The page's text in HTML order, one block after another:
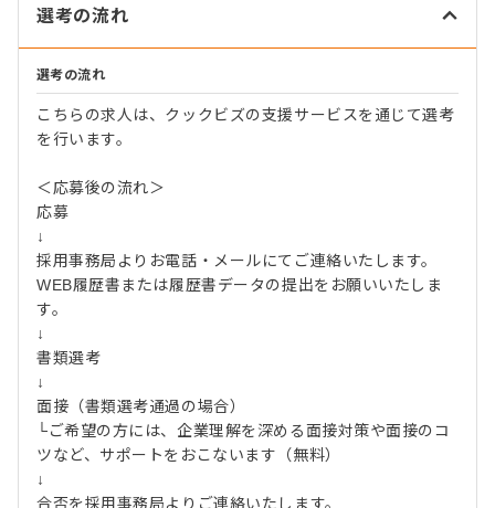
選考の流れ
選考の流れ
こちらの求人は、クックビズの支援サービスを通じて選考
を行います。
＜応募後の流れ＞
応募
↓
採用事務局よりお電話・メールにてご連絡いたします。
WEB履歴書または履歴書データの提出をお願いいたしま
す。
↓
書類選考
↓
面接（書類選考通過の場合）
└ご希望の方には、企業理解を深める面接対策や面接のコ
ツなど、サポートをおこないます（無料）
↓
合否を採用事務局よりご連絡いたします。